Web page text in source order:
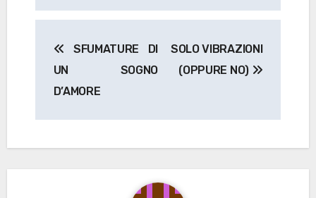
articoli
SFUMATURE DI
UN SOGNO
D’AMORE
SOLO VIBRAZIONI
(OPPURE NO)